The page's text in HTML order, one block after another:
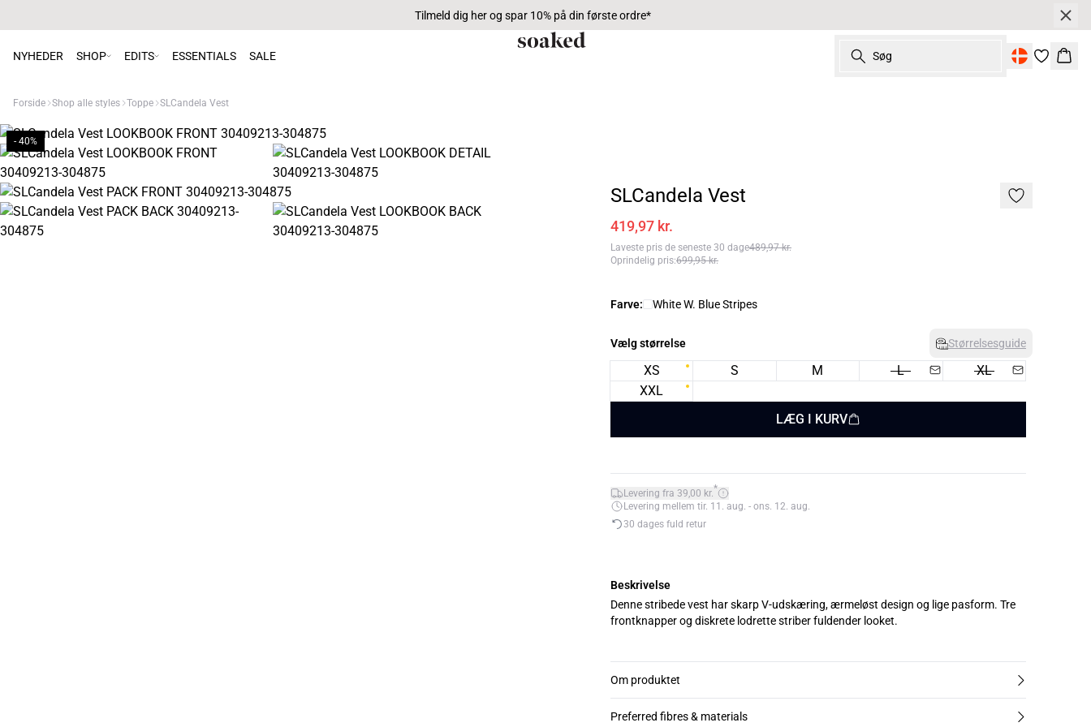
Tilmeld dig her og spar 10% på din første ordre*
NYHEDER SHOP EDITS ESSENTIALS SALE Søg
Kurv
Forside Shop alle styles Toppe SLCandela Vest
- 40%
SLCandela Vest
419,97 kr.
Laveste pris de seneste 30 dage489,97 kr.
Oprindelig pris:699,95 kr.
Farve: White W. Blue Stripes
Vælg størrelse Størrelsesguide
XS S M L
XL
XXL
LÆG I KURV
Levering fra 39,00 kr.*
Levering mellem tir. 11. aug. - ons. 12. aug.
30 dages fuld retur
Beskrivelse
Denne stribede vest har skarp V-udskæring, ærmeløst design og lige pasform. Tre
frontknapper og diskrete lodrette striber fuldender looket.
Om produktet
Preferred fibres & materials